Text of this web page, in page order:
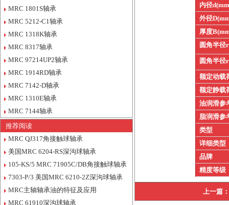
MRC 1801S轴承
MRC 5212-C1轴承
MRC 1318K轴承
MRC 8317轴承
MRC 97214UP2轴承
MRC 1914RD轴承
MRC 7142-D轴承
MRC 1310E轴承
MRC 7144轴承
推荐阅读
MRC QJ317角接触球轴承
美国MRC 6204-RS深沟球轴承
105-KS/5 MRC 71905C/DB角接触球轴承
7303-P/3 美国MRC 6210-2Z深沟球轴承
MRC主轴轴承油的特征及应用
MRC 61910深沟球轴承
内径
外径
厚度
圆角半径r
圆角半径r
额定动载
额定静载
油润滑参
脂润滑参
类型
详细类型
品牌
精度等级
上一篇：